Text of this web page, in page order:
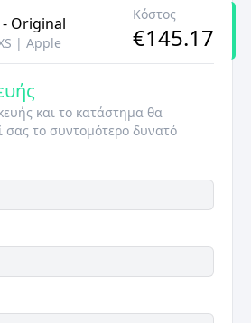
Original
| Apple
Κόστος
€145.17
και το κατάστημα θα
σας το συντομότερο δυνατό